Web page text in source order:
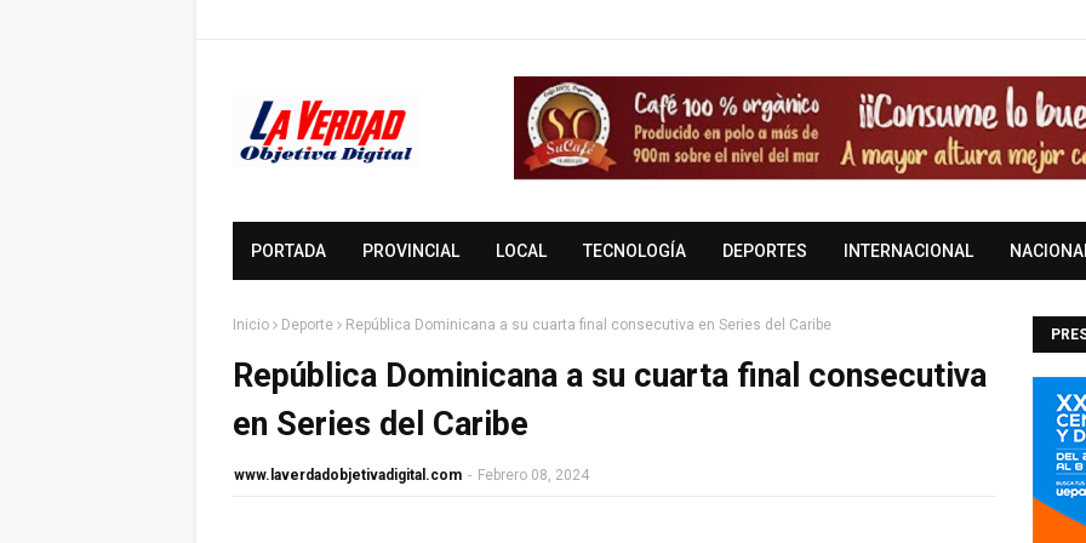
PORTADA PROVINCIAL LOCAL TECNOLOGÍA DEPORTES INTERNACIONAL
Inicio Deporte República Dominicana a su cuarta final consecutiva en Series del Caribe
República Dominicana a su cuarta final consecutiva
en Series del Caribe
www.laverdadobjetivadigital.com - Febrero 08, 2024